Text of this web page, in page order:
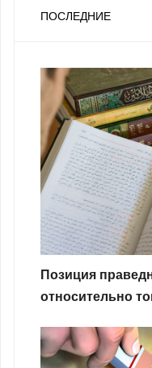
ПОСЛЕДНИЕ
Позиция
относительно